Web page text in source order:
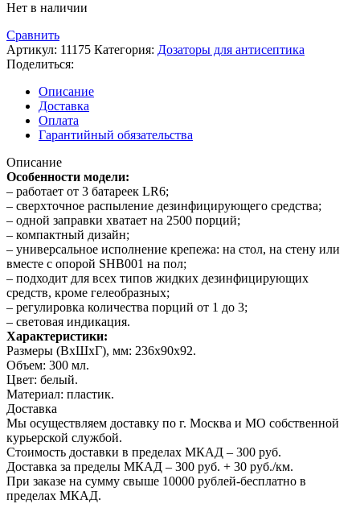
Нет в наличии
Сравнить
Артикул: 11175 Категория: Дозаторы для антисептика
Поделиться:
Описание
Доставка
Оплата
Гарантийный обязательства
Описание
Особенности модели:
– работает от 3 батареек LR6;
– сверхточное распыление дезинфицирующего средства;
– одной заправки хватает на 2500 порций;
– компактный дизайн;
– универсальное исполнение крепежа: на стол, на стену или
вместе с опорой SHB001 на пол;
– подходит для всех типов жидких дезинфицирующих
средств, кроме гелеобразных;
– регулировка количества порций от 1 до 3;
– световая индикация.
Характеристики:
Размеры (ВхШхГ), мм: 236х90х92.
Объем: 300 мл.
Цвет: белый.
Материал: пластик.
Доставка
Мы осуществляем доставку по г. Москва и МО собственной
курьерской службой.
Стоимость доставки в пределах МКАД – 300 руб.
Доставка за пределы МКАД – 300 руб. + 30 руб./км.
При заказе на сумму свыше 10000 рублей-бесплатно в
пределах МКАД.